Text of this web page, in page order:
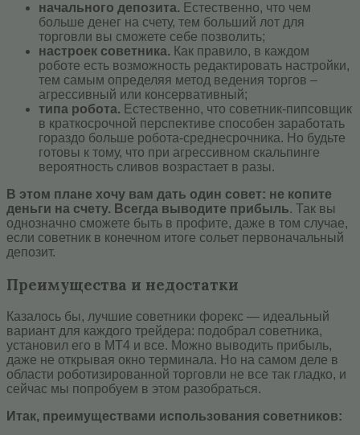
начального депозита. Естественно, что чем
больше денег на счету, тем больший лот для
торговли вы сможете себе позволить;
настроек советника. Как правило, в каждом
роботе есть возможность редактировать настройки,
тем самым определяя метод ведения торгов –
агрессивный или консервативный;
типа робота. Естественно, что советник-пипсовщик
в краткосрочной перспективе способен заработать
гораздо больше робота-среднесрочника. Но будьте
готовы к тому, что при агрессивном скальпинге
вероятность сливов возрастает в разы.
В этом плане хочу вам дать один совет: не копите
деньги на счету. Всегда выводите прибыль. Так вы
однозначно сможете быть в профите, даже в том случае,
если советник в конечном итоге сольет первоначальный
депозит.
Преимущества и недостатки
Казалось бы, лучшие советники форекс — идеальный
вариант для каждого трейдера: подобрал советника,
установил его в МТ4 и все. Можно выводить прибыль,
даже не открывая окно терминала. Но на самом деле в
области роботизированной торговли не все так гладко, и
сейчас мы попробуем в этом разобраться.
Итак, преимуществами использования советников: